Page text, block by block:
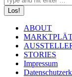
ABOUT
STORIES
Impressum